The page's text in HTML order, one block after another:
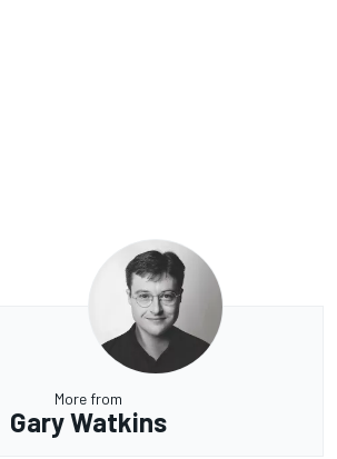
More from
Gary Watkins